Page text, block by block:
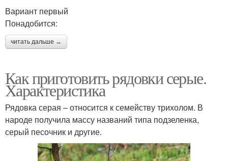
Вариант первый
Понадобится:
читать дальше →
Как приготовить рядовки серые.
Характеристика
Рядовка серая – относится к семейству трихолом. В
народе получила массу названий типа подзеленка,
серый песочник и другие.